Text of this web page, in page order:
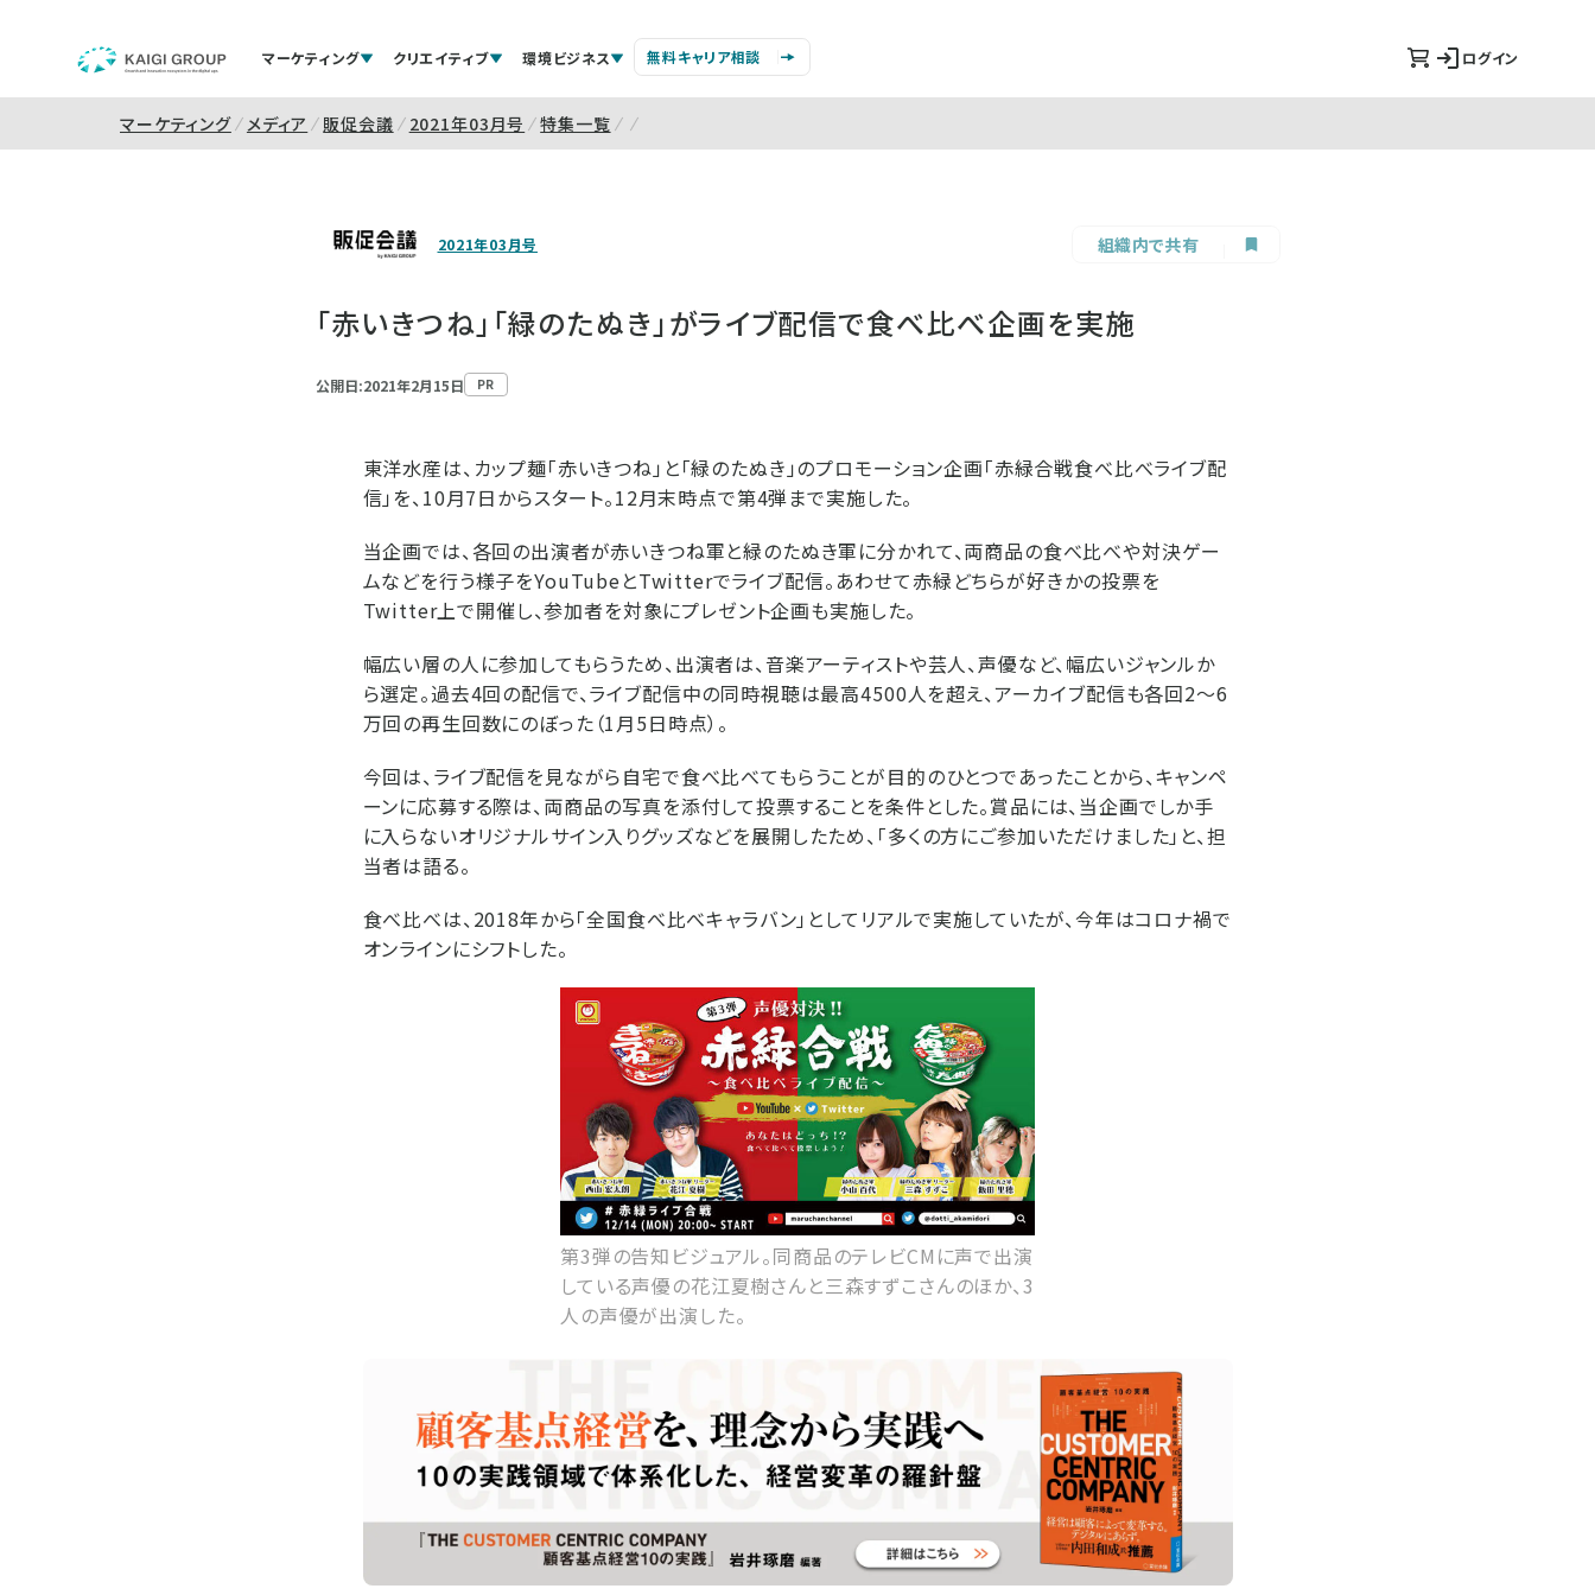
マーケティング クリエイティブ 環境ビジネス 無料キャリア相談 ログイン
マーケティング メディア 販促会議 2021年03月号 特集一覧
2021年03月号 組織内で共有
「赤いきつね」「緑のたぬき」がライブ配信で食べ比べ企画を実施
公開日:2021年2月15日 PR
東洋水産は、カップ麺「赤いきつね」と「緑のたぬき」のプロモーション企画「赤緑合戦食べ比べライブ配
信」を、10月7日からスタート。12月末時点で第4弾まで実施した。
当企画では、各回の出演者が赤いきつね軍と緑のたぬき軍に分かれて、両商品の食べ比べや対決ゲー
ムなどを行う様子をYouTubeとTwitterでライブ配信。あわせて赤緑どちらが好きかの投票を
Twitter上で開催し、参加者を対象にプレゼント企画も実施した。
幅広い層の人に参加してもらうため、出演者は、音楽アーティストや芸人、声優など、幅広いジャンルか
ら選定。過去4回の配信で、ライブ配信中の同時視聴は最高4500人を超え、アーカイブ配信も各回2〜6
万回の再生回数にのぼった（1月5日時点）。
今回は、ライブ配信を見ながら自宅で食べ比べてもらうことが目的のひとつであったことから、キャンペ
ーンに応募する際は、両商品の写真を添付して投票することを条件とした。賞品には、当企画でしか手
に入らないオリジナルサイン入りグッズなどを展開したため、「多くの方にご参加いただけました」と、担
当者は語る。
食べ比べは、2018年から「全国食べ比べキャラバン」としてリアルで実施していたが、今年はコロナ禍で
オンラインにシフトした。
第3弾の告知ビジュアル。同商品のテレビCMに声で出演
している声優の花江夏樹さんと三森すずこさんのほか、3
人の声優が出演した。